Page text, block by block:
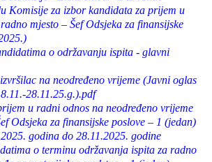
Komisije za izbor kandidata za prijem u
mjesto – Šef Odsjeka za finansijske
o održavanju ispita - glavni
na neodređeno vrijeme (Javni oglas
28.11.25.g.).pdf
u radni odnos na neodređeno vrijeme
Odsjeka za finansijske poslove – 1 (jedan)
godina do 28.11.2025. godine
o terminu održavanja ispita za radno